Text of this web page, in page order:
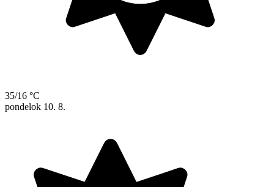
35/16 °C
pondelok 10. 8.